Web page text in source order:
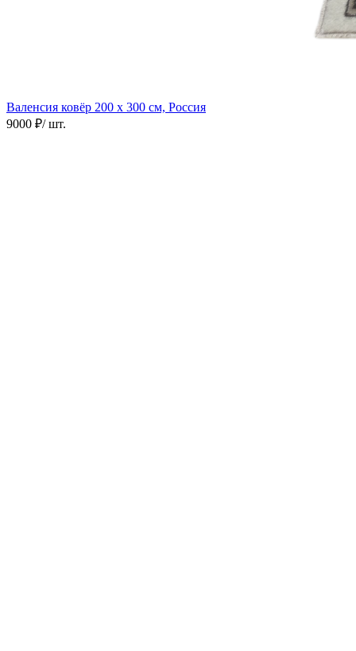
Валенсия ковёр 200 х 300 см, Россия
9000 ₽/ шт.